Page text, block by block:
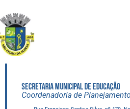
SECRETARIA MUNICIPAL DE EDUCAÇÃO
Coordenadoria de